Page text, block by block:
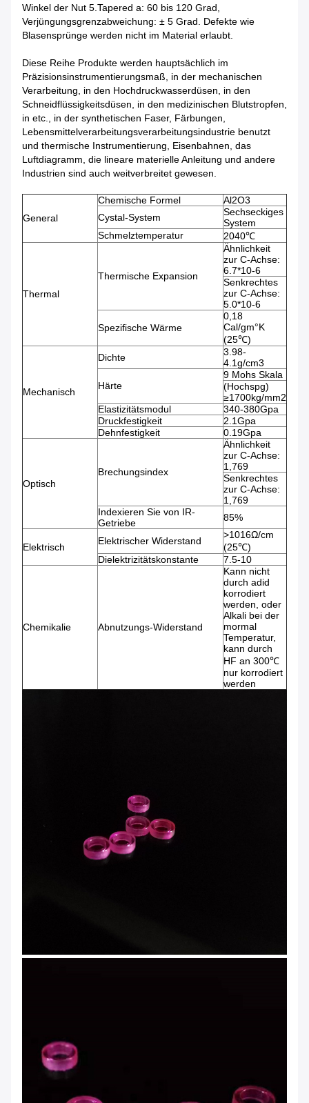
Winkel der Nut 5.Tapered a: 60 bis 120 Grad,
Verjüngungsgrenzabweichung: ± 5 Grad. Defekte wie
Blasensprünge werden nicht im Material erlaubt.
Diese Reihe Produkte werden hauptsächlich im
Präzisionsinstrumentierungsmaß, in der mechanischen
Verarbeitung, in den Hochdruckwasserdüsen, in den
Schneidflüssigkeitsdüsen, in den medizinischen Blutstropfen,
in etc., in der synthetischen Faser, Färbungen,
Lebensmittelverarbeitungsverarbeitungsindustrie benutzt
und thermische Instrumentierung, Eisenbahnen, das
Luftdiagramm, die lineare materielle Anleitung und andere
Industrien sind auch weitverbreitet gewesen.
General
Chemische Formel
Al2O3
Cystal-System
Sechseckiges
System
Schmelztemperatur
2040℃
Thermal
Thermische Expansion
Ähnlichkeit
zur C-Achse:
6.7*10-6
Senkrechtes
zur C-Achse:
5.0*10-6
Spezifische Wärme
0,18
Cal/gm°K
(25℃)
Mechanisch
Dichte
3.98-
4.1g/cm3
Härte
9 Mohs Skala
(Hochspg)
≥1700kg/mm2
Elastizitätsmodul
340-380Gpa
Druckfestigkeit
2.1Gpa
Dehnfestigkeit
0.19Gpa
Optisch
Brechungsindex
Ähnlichkeit
zur C-Achse:
1,769
Senkrechtes
zur C-Achse:
1,769
Indexieren Sie von IR-
Getriebe
85%
Elektrisch
Elektrischer Widerstand
>1016Ω/cm
(25℃)
Dielektrizitätskonstante
7.5-10
Chemikalie Abnutzungs-Widerstand
Kann nicht
durch adid
korrodiert
werden, oder
Alkali bei der
mormal
Temperatur,
kann durch
HF an 300℃
nur korrodiert
werden